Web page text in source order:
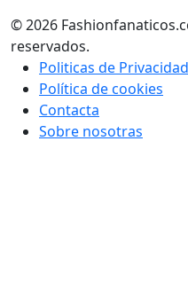
© 2026
reservados.
Politicas de Privacidad
Política de cookies
Contacta
Sobre nosotras